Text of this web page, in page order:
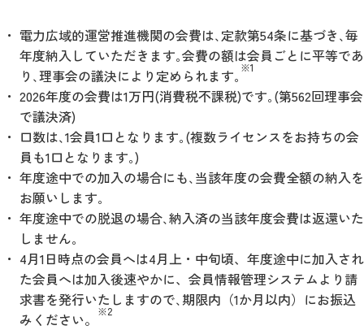
電力広域的運営推進機関の会費は､定款第54条に基づき､毎
年度納入していただきます｡会費の額は会員ごとに平等であ
り､理事会の議決により定められます｡ ※1
2026年度の会費は1万円(消費税不課税)です｡(第562回理事会
で議決済)
口数は､1会員1口となります｡(複数ライセンスをお持ちの会
員も1口となります｡)
年度途中での加入の場合にも､当該年度の会費全額の納入を
お願いします｡
年度途中での脱退の場合､納入済の当該年度会費は返還いた
しません｡
4月1日時点の会員へは4月上・中旬頃、年度途中に加入され
た会員へは加入後速やかに、会員情報管理システムより請
求書を発行いたしますので､期限内（1か月以内）にお振込
みください。
※2